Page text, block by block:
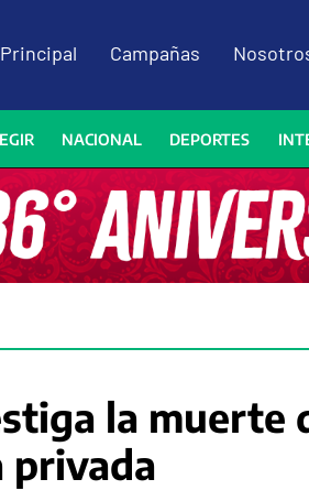
Principal Campañas
NACIONAL DEPORTES
la muerte
privada